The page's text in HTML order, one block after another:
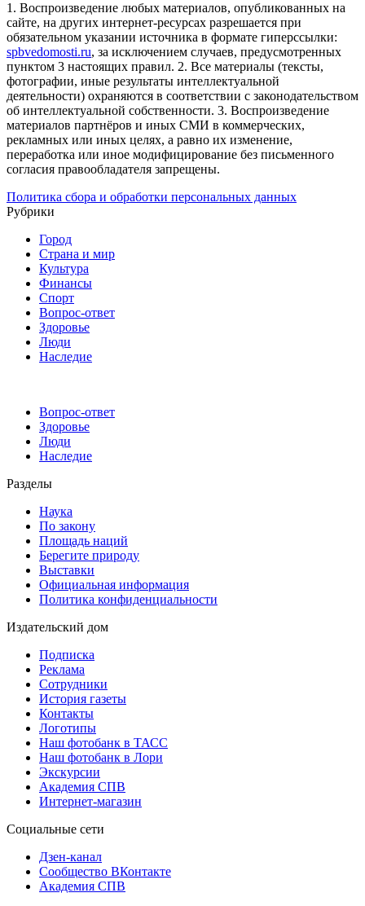
1. Воспроизведение любых материалов, опубликованных на
сайте, на других интернет-ресурсах разрешается при
обязательном указании источника в формате гиперссылки:
spbvedomosti.ru, за исключением случаев, предусмотренных
пунктом 3 настоящих правил. 2. Все материалы (тексты,
фотографии, иные результаты интеллектуальной
деятельности) охраняются в соответствии с законодательством
об интеллектуальной собственности. 3. Воспроизведение
материалов партнёров и иных СМИ в коммерческих,
рекламных или иных целях, а равно их изменение,
переработка или иное модифицирование без письменного
согласия правообладателя запрещены.
Политика сбора и обработки персональных данных
Рубрики
Город
Страна и мир
Культура
Финансы
Спорт
Вопрос-ответ
Здоровье
Люди
Наследие
Вопрос-ответ
Здоровье
Люди
Наследие
Разделы
Наука
По закону
Площадь наций
Берегите природу
Выставки
Официальная информация
Политика конфиденциальности
Издательский дом
Подписка
Реклама
Сотрудники
История газеты
Контакты
Логотипы
Наш фотобанк в ТАСС
Наш фотобанк в Лори
Экскурсии
Академия СПВ
Интернет-магазин
Социальные сети
Дзен-канал
Сообщество ВКонтакте
Академия СПВ